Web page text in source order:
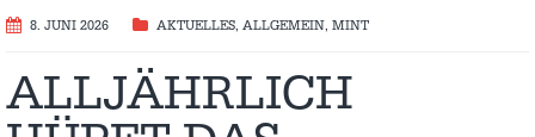
8. JUNI 2026 AKTUELLES, ALLGEMEIN, MINT
ALLJÄHRLICH